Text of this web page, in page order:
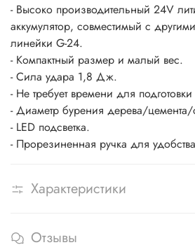
- Высоко производительный 24V
аккумулятор, совместимый с
линейки G-24.
- Компактный размер и малый вес.
- Сила удара 1,8 Дж.
- Не требует времени для
- Диаметр бурения дерева/
- LED подсветка.
- Прорезиненная ручка для
Характеристики
Отзывы